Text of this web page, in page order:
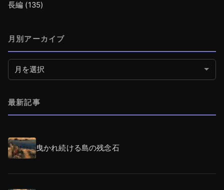
長編 (135)
月別アーカイブ
月別アーカイブ
最新記事
曳かれ続ける島の残念石